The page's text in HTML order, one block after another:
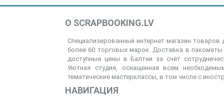
О SCRAPBOOKING.LV
Специализированный интернет магазин товаров
более 60 торговых марок. Доставка в
доступные цены в Балтии за счёт
Уютная студия, оснащенная всем
тематические мастерклассы, в том числе с
НАВИГАЦИЯ